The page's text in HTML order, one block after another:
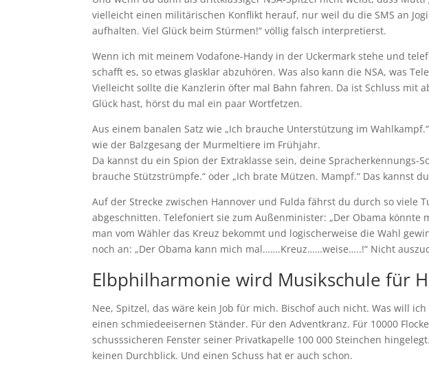
vielleicht einen militärischen Konflikt herauf, nur weil du die SMS an
aufhalten. Viel Glück beim Stürmen!“ völlig falsch interpretierst.
Wenn ich mit meinem Vodafone-Handy in der Uckermark stehe und
schafft es, so etwas glasklar abzuhören. Was also kann die NSA, was
Vielleicht sollte die Kanzlerin öfter mal Bahn fahren. Da ist Schluss mit
Glück hast, hörst du mal ein paar Wortfetzen.
Aus einem banalen Satz wie „Ich brauche Unterstützung im
wie der Balzgesang der Murmeltiere im Frühjahr.
Da kannst du ein Spion der Extraklasse sein, deine Spracherkennungs-
brauche Stützstrümpfe.“ oder „Ich brate Mützen. Mampf.“ Das kannst
Auf der Strecke zwischen Hannover und Fulda fährst du durch so viele
abgeschnitten. Telefoniert sie zum Außenminister: „Der Obama könnte
man vom Wähler das Kreuz bekommt und logischerweise die Wahl
noch an: „Der Obama kann mich mal…….Kreuz……weise…..!“ Nicht
Elbphilharmonie wird Musikschule für
Nee, Spitzel, das wäre kein Job für mich. Bischof auch nicht. Was will
einen schmiedeeisernen Ständer. Für den Adventkranz. Für 10000
schusssicheren Fenster seiner Privatkapelle 100 000 Steinchen
keinen Durchblick. Und einen Schuss hat er auch schon.